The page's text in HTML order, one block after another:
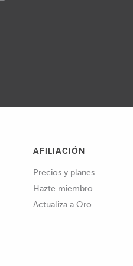
AFILIACIÓN
Precios y planes
Hazte miembro
Actualiza a Oro